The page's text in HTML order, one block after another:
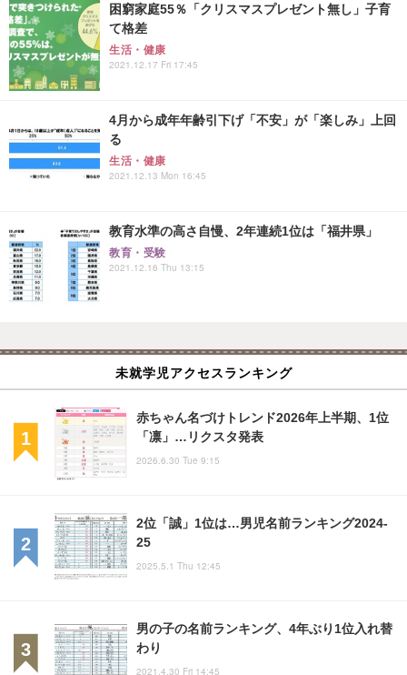
困窮家庭55％「クリスマスプレゼント無し」子育
て格差
生活・健康
2021.12.17 Fri 17:45
4月から成年年齢引下げ「不安」が「楽しみ」上回
る
生活・健康
2021.12.13 Mon 16:45
教育水準の高さ自慢、2年連続1位は「福井県」
教育・受験
2021.12.16 Thu 13:15
未就学児アクセスランキング
赤ちゃん名づけトレンド2026年上半期、1位
「凛」…リクスタ発表
2026.6.30 Tue 9:15
2位「誠」1位は…男児名前ランキング2024-
25
2025.5.1 Thu 12:45
男の子の名前ランキング、4年ぶり1位入れ替
わり
2021.4.30 Fri 14:45